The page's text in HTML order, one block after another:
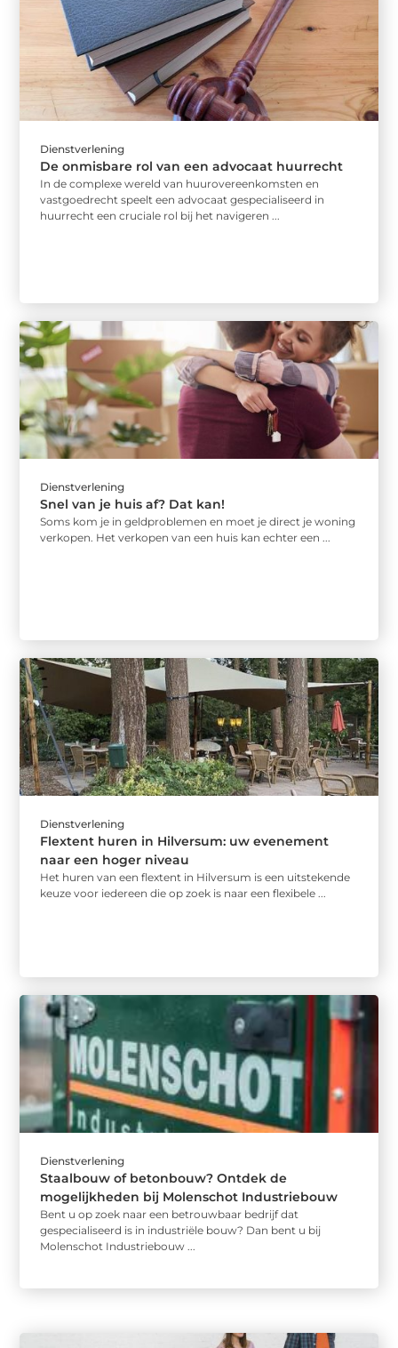
Dienstverlening
De onmisbare rol van een advocaat huurrecht
In de complexe wereld van huurovereenkomsten en
vastgoedrecht speelt een advocaat gespecialiseerd in
huurrecht een cruciale rol bij het navigeren ...
Dienstverlening
Snel van je huis af? Dat kan!
Soms kom je in geldproblemen en moet je direct je woning
verkopen. Het verkopen van een huis kan echter een ...
Dienstverlening
Flextent huren in Hilversum: uw evenement
naar een hoger niveau
Het huren van een flextent in Hilversum is een uitstekende
keuze voor iedereen die op zoek is naar een flexibele ...
Dienstverlening
Staalbouw of betonbouw? Ontdek de
mogelijkheden bij Molenschot Industriebouw
Bent u op zoek naar een betrouwbaar bedrijf dat
gespecialiseerd is in industriële bouw? Dan bent u bij
Molenschot Industriebouw ...